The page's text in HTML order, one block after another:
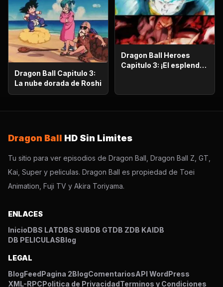
Dragon Ball Capitulo 3:
La nube dorada de Roshi
Dragon Ball Heroes
Capitulo 3: ¡El esplendor
explota!
Dragon Ball HD Sin Limites
Tu sitio para ver episodios de Dragon Ball, Dragon Ball Z, GT,
Kai, Super y peliculas. Dragon Ball es propiedad de Toei
Animation, Fuji TV y Akira Toriyama.
ENLACES
InicioDBS LATDBS SUBDB GTDB ZDB KAIDB
DB PELICULASBlog
LEGAL
BlogFeedPagina 2BlogComentariosAPI WordPress
XML-RPCPolitica de PrivacidadTerminos y Condiciones